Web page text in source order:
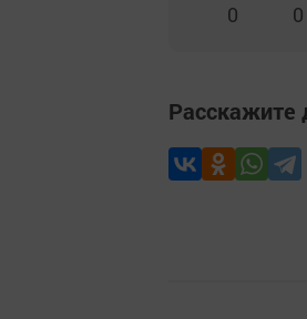
0 0
Расскажите